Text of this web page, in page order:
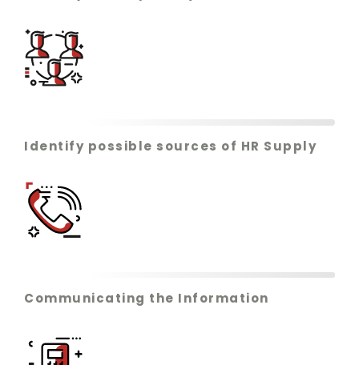
Identify possible sources of HR Supply
Communicating the Information